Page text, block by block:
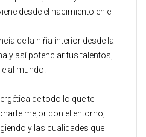
desde el nacimiento en el
de la niña interior desde la
y así potenciar tus talentos,
al mundo.
de todo lo que te
mejor con el entorno,
y las cualidades que